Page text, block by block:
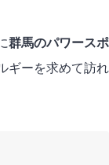
群馬のパワースポ
ギーを求めて訪れ